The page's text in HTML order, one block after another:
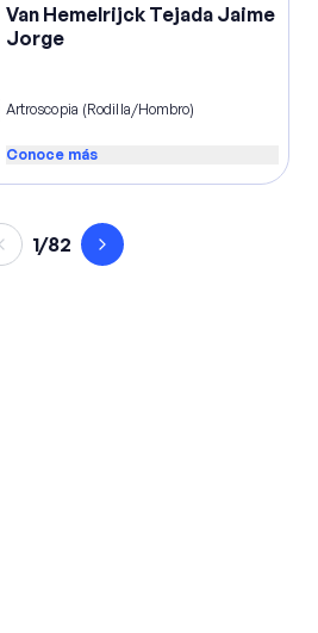
Van Hemelrijck Tejada Jaime
Jorge
Artroscopia (rodilla/hombro)
Conoce más
Página anterior
1/82 Página siguiente